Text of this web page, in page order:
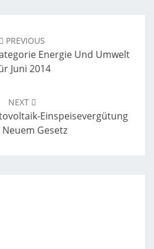
PREVIOUS
Energie Und Umwelt
Juni 2014
NEXT
Einspeisevergütung
Neuem Gesetz